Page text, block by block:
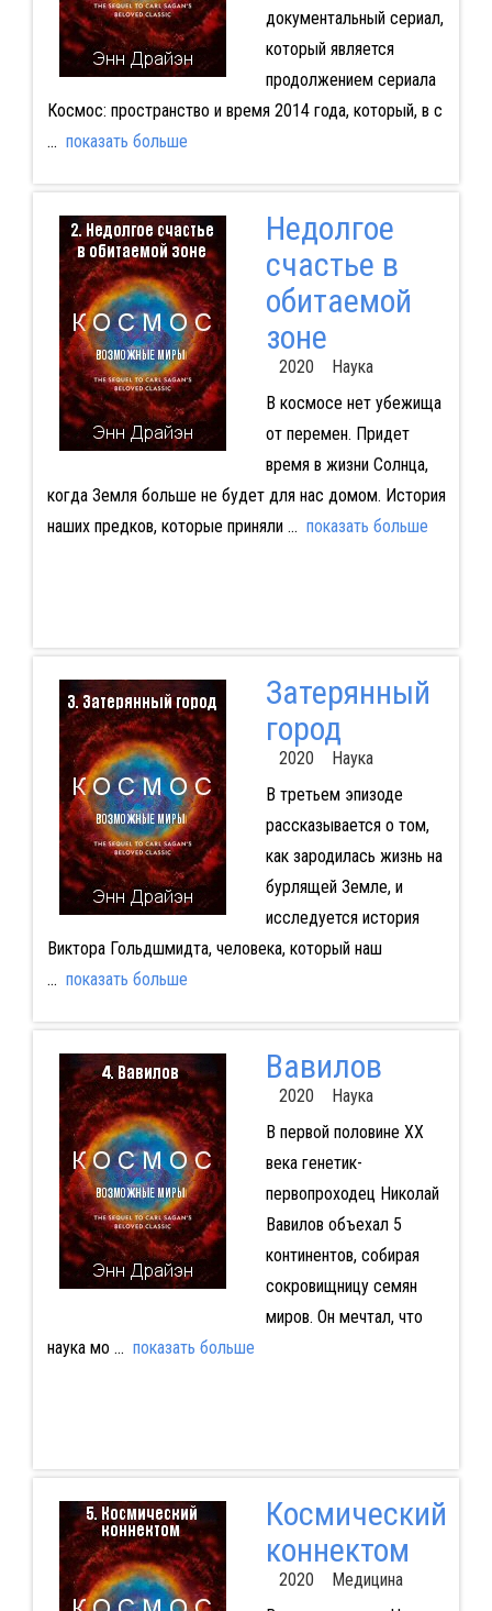
документальный сериал,
который является
продолжением сериала
Космос: пространство и время 2014 года, который, в с
... показать больше
Недолгое
счастье в
обитаемой
зоне
2020 Наука
В космосе нет убежища
от перемен. Придет
время в жизни Солнца,
когда Земля больше не будет для нас домом. История
наших предков, которые приняли... показать больше
Затерянный
город
2020 Наука
В третьем эпизоде
рассказывается о том,
как зародилась жизнь на
бурлящей Земле, и
исследуется история
Виктора Гольдшмидта, человека, который наш
... показать больше
Вавилов
2020 Наука
В первой половине ХХ
века генетик-
первопроходец Николай
Вавилов объехал 5
континентов, собирая
сокровищницу семян
миров. Он мечтал, что
наука мо ... показать больше
Космический
коннектом
2020 Медицина